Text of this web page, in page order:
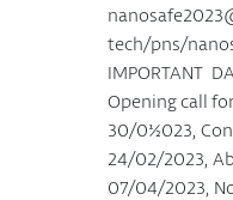
tech/pns/
IMPORTANT
Opening call
30/01/2023,
24/02/2023,
07/04/2023,